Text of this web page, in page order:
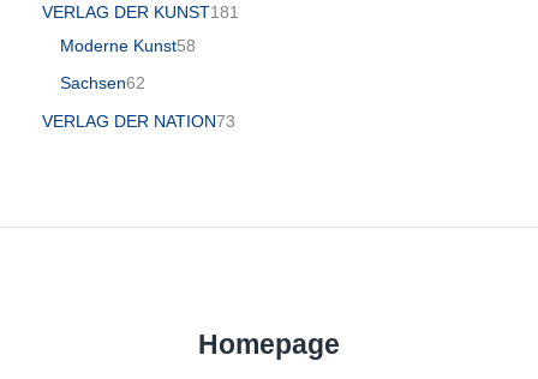
VERLAG DER KUNST181
Moderne Kunst58
Sachsen62
VERLAG DER NATION73
Homepage